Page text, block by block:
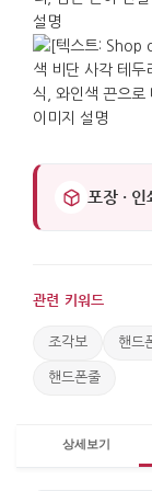
거울처럼 가
선물로도 적
잇는다'는
있습니다.
포장 ·
관련 키워드
조각보 핸드
핸드폰줄
상세보기